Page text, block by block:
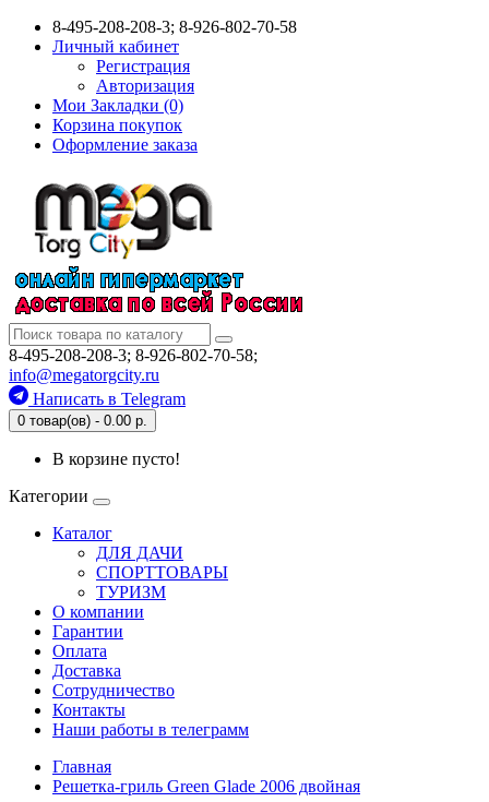
8-495-208-208-3; 8-926-802-70-58
Личный кабинет
Регистрация
Авторизация
Мои Закладки (0)
Корзина покупок
Оформление заказа
8-495-208-208-3; 8-926-802-70-58;
info@megatorgcity.ru
Написать в Telegram
0 товар(ов) - 0.00 р.
В корзине пусто!
Категории
Каталог
ДЛЯ ДАЧИ
СПОРТТОВАРЫ
ТУРИЗМ
О компании
Гарантии
Оплата
Доставка
Сотрудничество
Контакты
Наши работы в телеграмм
Главная
Решетка-гриль Green Glade 2006 двойная